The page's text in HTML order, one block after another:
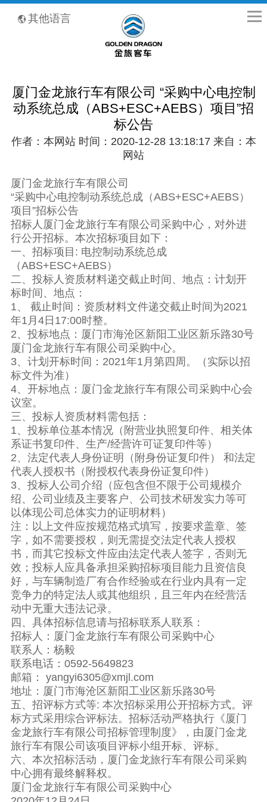
其他语言
厦门金龙旅行车有限公司 “采购中心电控制
动系统总成（ABS+ESC+AEBS）项目”招
标公告
作者：本网站 时间：2020-12-28 13:18:17 来自：本
网站
厦门金龙旅行车有限公司
“采购中心电控制动系统总成（ABS+ESC+AEBS）
项目”招标公告
招标人厦门金龙旅行车有限公司采购中心，对外进
行公开招标。本次招标项目如下：
一、招标项目: 电控制动系统总成
（ABS+ESC+AEBS）
二、投标人资质材料递交截止时间、地点：计划开
标时间、地点：
1、 截止时间：资质材料文件递交截止时间为2021
年1月4日17:00时整。
2、投标地点：厦门市海沧区新阳工业区新乐路30号
厦门金龙旅行车有限公司采购中心。
3、计划开标时间：2021年1月第四周。（实际以招
标文件为准）
4、开标地点：厦门金龙旅行车有限公司采购中心会
议室。
三、投标人资质材料需包括：
1、投标单位基本情况（附营业执照复印件、相关体
系证书复印件、生产/经营许可证复印件等）
2、法定代表人身份证明（附身份证复印件） 和法定
代表人授权书（附授权代表身份证复印件）
3、投标人公司介绍（应包含但不限于公司规模介
绍、公司业绩及主要客户、公司技术研发实力等可
以体现公司总体实力的证明材料）
注：以上文件应按规范格式填写，按要求盖章、签
字，如不需要授权，则无需提交法定代表人授权
书，而其它投标文件应由法定代表人签字，否则无
效；投标人应具备承担采购招标项目能力且资信良
好，与车辆制造厂有合作经验或在行业内具有一定
竞争力的特定法人或其他组织，且三年内在经营活
动中无重大违法记录。
四、具体招标信息请与招标联系人联系：
招标人：厦门金龙旅行车有限公司采购中心
联系人：杨毅
联系电话：0592-5649823
邮箱： yangyi6305@xmjl.com
地址：厦门市海沧区新阳工业区新乐路30号
五、招评标方式等: 本次招标采用公开招标方式。评
标方式采用综合评标法。招标活动严格执行《厦门
金龙旅行车有限公司招标管理制度》，由厦门金龙
旅行车有限公司该项目评标小组开标、评标。
六、本次招标活动，厦门金龙旅行车有限公司采购
中心拥有最终解释权。
厦门金龙旅行车有限公司采购中心